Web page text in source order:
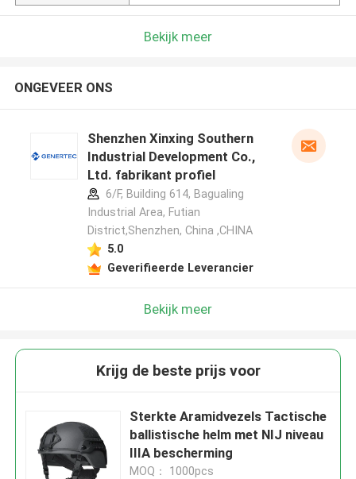
Bekijk meer
ONGEVEER ONS
Shenzhen Xinxing Southern
Industrial Development Co.,
Ltd. fabrikant profiel
6/F, Building 614, Bagualing
Industrial Area, Futian
District,Shenzhen, China ,CHINA
5.0
Geverifieerde Leverancier
Bekijk meer
Krijg de beste prijs voor
Sterkte Aramidvezels Tactische
ballistische helm met NIJ niveau
IIIA bescherming
MOQ： 1000pcs